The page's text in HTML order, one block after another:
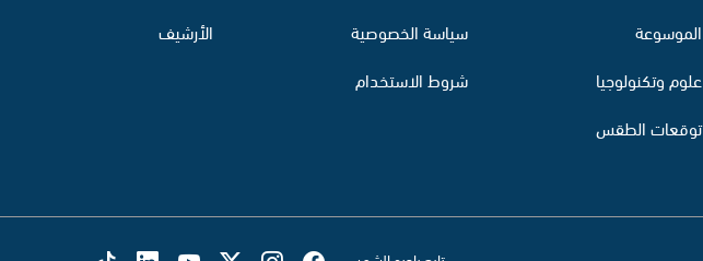
الموسوعة
علوم وتكنولوجيا
توقعات الطقس
سياسة الخصوصية
شروط الاستخدام
الأرشيف